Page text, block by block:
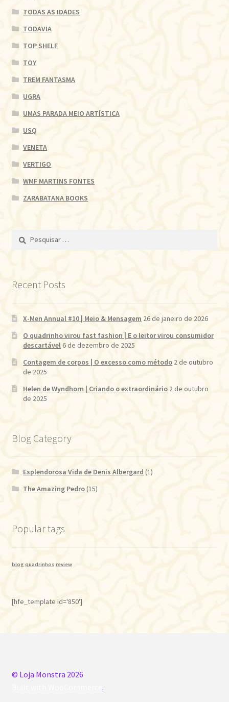
TODAS AS IDADES
TODAVIA
TOP SHELF
TOY
TREM FANTASMA
UGRA
UMAS PARADA MEIO ARTÍSTICA
USQ
VENETA
VERTIGO
WMF MARTINS FONTES
ZARABATANA BOOKS
Pesquisar
Recent Posts
X-Men Annual #10 | Meio & Mensagem 26 de janeiro de 2026
O quadrinho virou fast fashion | E o leitor virou consumidor
descartável6 de dezembro de 2025
Contagem de corpos | O excesso como método 2 de outubro
de 2025
Helen de Wyndhorn | Criando o extraordinário 2 de outubro
de 2025
Blog Category
Esplendorosa Vida de Denis Albergard (1)
The Amazing Pedro(15)
Popular tags
blog quadrinhos review
[hfe_template id='850']
© Loja Monstra 2026
.